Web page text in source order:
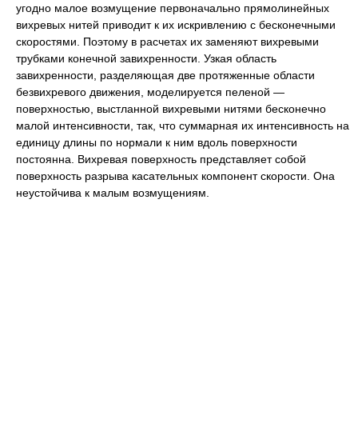
угодно малое возмущение первоначально прямолинейных
вихревых нитей приводит к их искривлению с бесконечными
скоростями. Поэтому в расчетах их заменяют вихревыми
трубками конечной завихренности. Узкая область
завихренности, разделяющая две протяженные области
безвихревого движения, моделируется пеленой —
поверхностью, выстланной вихревыми нитями бесконечно
малой интенсивности, так, что суммарная их интенсивность на
единицу длины по нормали к ним вдоль поверхности
постоянна. Вихревая поверхность представляет собой
поверхность разрыва касательных компонент скорости. Она
неустойчива к малым возмущениям.